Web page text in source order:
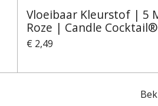
Vloeibaar Kleurstof | 5
Roze | Candle Cocktail®
€ 2,49